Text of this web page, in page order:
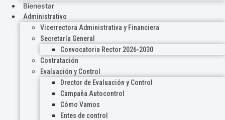
Bienestar
Administrativo
Vicerrectora Administrativa y Financiera
Secretaría General
Convocatoria Rector 2026-2030
Contratación
Evaluación y Control
Drector de Evaluación y Control
Campaña Autocontrol
Cómo Vamos
Entes de control